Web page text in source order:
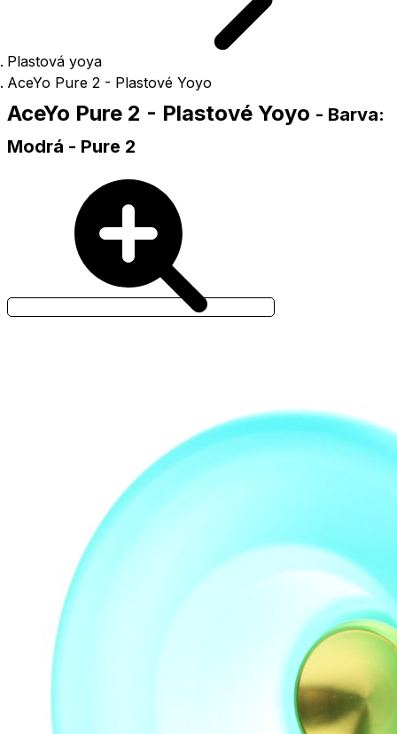
Plastová yoya
AceYo Pure 2 - Plastové Yoyo
AceYo Pure 2 - Plastové Yoyo - Barva:
Modrá - Pure 2